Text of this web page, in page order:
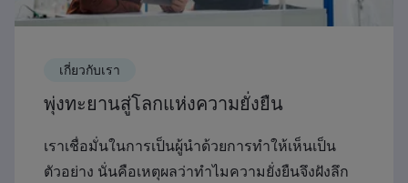
เกี่ยวกับเรา
พุ่งทะยานสู่โลกแห่งความยั่งยืน
เราเชื่อมั่นในการเป็นผู้นำด้วยการทำให้เห็นเป็น
ตัวอย่าง นั่นคือเหตุผลว่าทำไมความยั่งยืนจึงฝังลึก